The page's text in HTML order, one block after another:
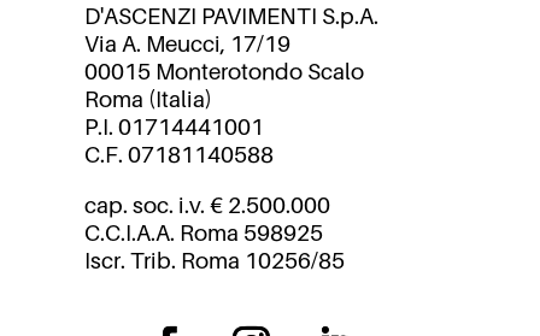
D'ASCENZI PAVIMENTI S.p.A.
Via A. Meucci, 17/19
00015 Monterotondo Scalo
Roma (Italia)
P.I. 01714441001
C.F. 07181140588
cap. soc. i.v. € 2.500.000
C.C.I.A.A. Roma 598925
Iscr. Trib. Roma 10256/85